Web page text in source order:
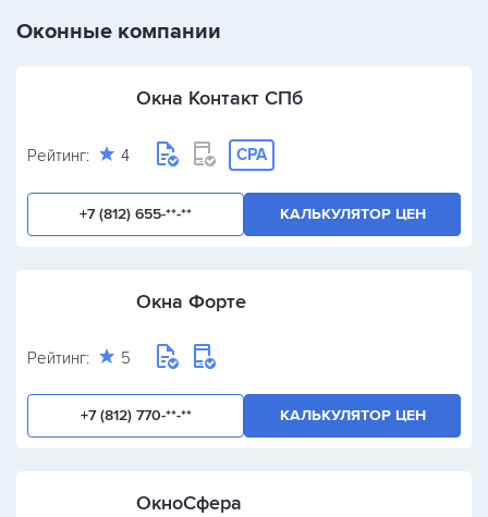
Оконные компании
Окна Контакт СПб
Рейтинг: 4 CPA
+7 (812) 655-**-** КАЛЬКУЛЯТОР ЦЕН
Окна Форте
Рейтинг: 5
+7 (812) 770-**-** КАЛЬКУЛЯТОР ЦЕН
ОкноСфера